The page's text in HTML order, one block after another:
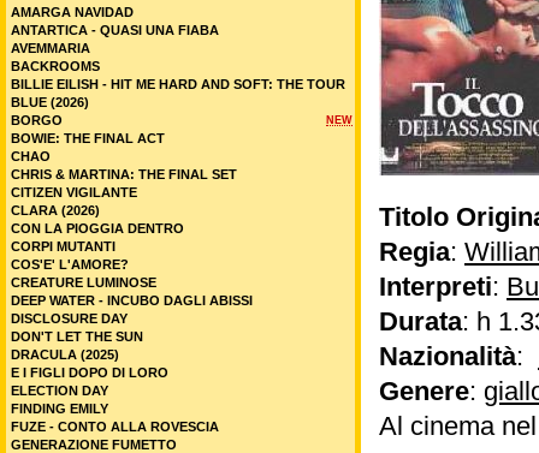
Titolo
Regia:
Interpreti:
Durata: h
Nazionalità:
Genere:
Al cinema
AMARGA NAVIDAD
ANTARTICA - QUASI UNA FIABA
AVEMMARIA
BACKROOMS
BILLIE EILISH - HIT ME HARD AND SOFT: THE TOUR
BLUE (2026)
NEW
BORGO
BOWIE: THE FINAL ACT
CHAO
CHRIS & MARTINA: THE FINAL SET
CITIZEN VIGILANTE
CLARA (2026)
CON LA PIOGGIA DENTRO
CORPI MUTANTI
COS'E' L'AMORE?
CREATURE LUMINOSE
DEEP WATER - INCUBO DAGLI ABISSI
DISCLOSURE DAY
DON'T LET THE SUN
DRACULA (2025)
E I FIGLI DOPO DI LORO
ELECTION DAY
FINDING EMILY
FUZE - CONTO ALLA ROVESCIA
GENERAZIONE FUMETTO